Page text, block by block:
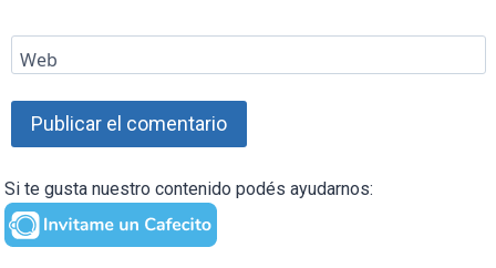
Web
Si te gusta nuestro contenido podés ayudarnos: